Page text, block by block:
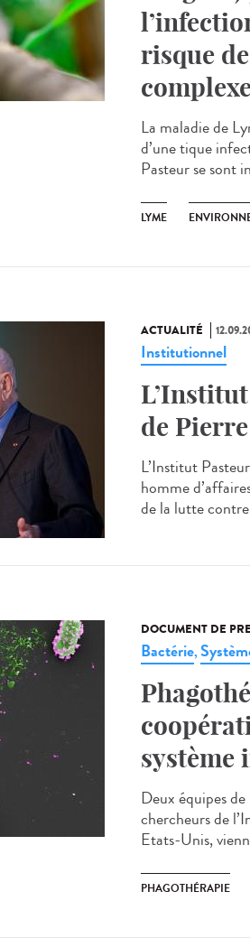
risque
La maladie de
d’une tique
Pasteur se sont
LYME
ACTUALITÉ
Institutionnel
de
L’Institut
homme
de la lutte
DOCUMENT DE
Bactérie,
système
Deux équipes
chercheurs de
Etats-Unis,
PHAGOTHÉRAPIE